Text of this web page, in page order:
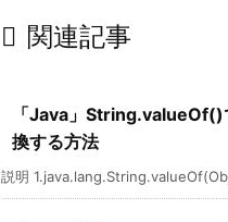
 関連記事
「Java」
換する方法
説明